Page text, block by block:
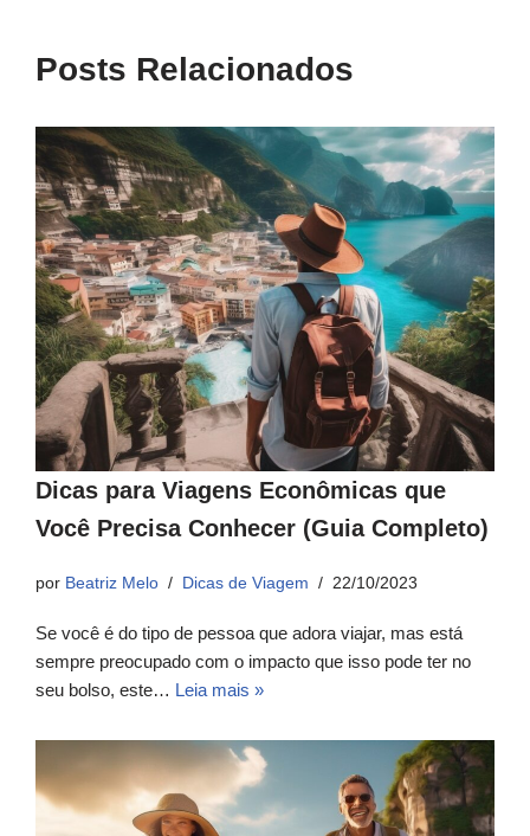
Posts Relacionados
Dicas para Viagens Econômicas que
Você Precisa Conhecer (Guia Completo)
por Beatriz Melo Dicas de Viagem 22/10/2023
Se você é do tipo de pessoa que adora viajar, mas está
sempre preocupado com o impacto que isso pode ter no
seu bolso, este… Leia mais »